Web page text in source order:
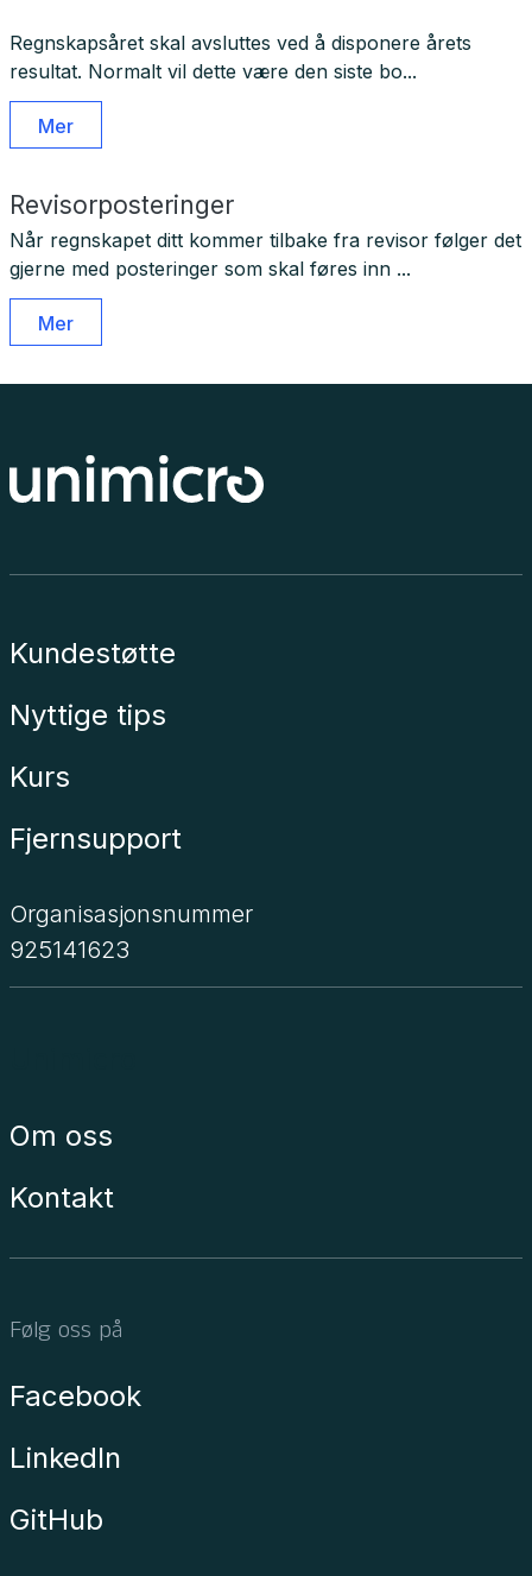
Regnskapsåret skal avsluttes ved å disponere årets
resultat. Normalt vil dette være den siste bo...
Mer
Revisorposteringer
Når regnskapet ditt kommer tilbake fra revisor følger det
gjerne med posteringer som skal føres inn ...
Mer
Kundestøtte
Nyttige tips
Kurs
Fjernsupport
Organisasjonsnummer
925141623
Om oss
Kontakt
Følg oss på
Facebook
LinkedIn
GitHub